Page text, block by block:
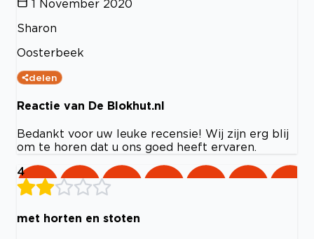
1 November 2020
Sharon
Oosterbeek
delen
Reactie van De Blokhut.nl
Bedankt voor uw leuke recensie! Wij zijn erg blij
om te horen dat u ons goed heeft ervaren.
4
met horten en stoten